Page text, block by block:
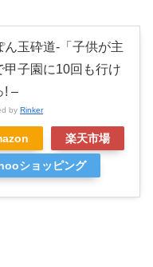
ん玉砕道-「子供が主
甲子園に10回も行け
! –
by Rinker
楽天市場
ショッピング